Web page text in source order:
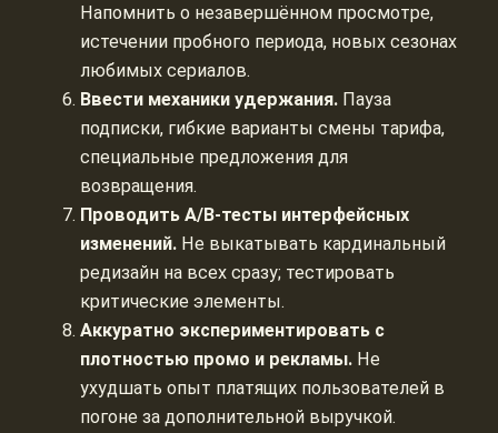
Напомнить о незавершённом просмотре,
истечении пробного периода, новых сезонах
любимых сериалов.
Ввести механики удержания. Пауза
подписки, гибкие варианты смены тарифа,
специальные предложения для
возвращения.
Проводить A/B-тесты интерфейсных
изменений. Не выкатывать кардинальный
редизайн на всех сразу; тестировать
критические элементы.
Аккуратно экспериментировать с
плотностью промо и рекламы. Не
ухудшать опыт платящих пользователей в
погоне за дополнительной выручкой.